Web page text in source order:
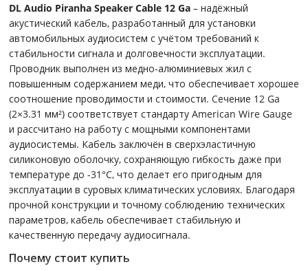
DL Audio Piranha Speaker Cable 12 Ga – надёжный
акустический кабель, разработанный для установки
автомобильных аудиосистем с учётом требований к
стабильности сигнала и долговечности эксплуатации.
Проводник выполнен из медно-алюминиевых жил с
повышенным содержанием меди, что обеспечивает хорошее
соотношение проводимости и стоимости. Сечение 12 Ga
(2×3.31 мм²) соответствует стандарту American Wire Gauge
и рассчитано на работу с мощными компонентами
аудиосистемы. Кабель заключён в сверхэластичную
силиконовую оболочку, сохраняющую гибкость даже при
температуре до -31°C, что делает его пригодным для
эксплуатации в суровых климатических условиях. Благодаря
прочной конструкции и точному соблюдению технических
параметров, кабель обеспечивает стабильную и
качественную передачу аудиосигнала.
Почему стоит купить